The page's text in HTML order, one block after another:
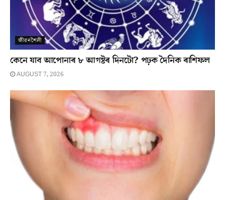
জীৱনশৈলী
কেনে যাব আপোনাৰ ৮ আগষ্টৰ দিনটো? পঢ়ক দৈনিক ৰাশিফল
AUGUST 7, 2026